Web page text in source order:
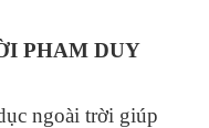
PHAM DUY
ngoài trời giúp